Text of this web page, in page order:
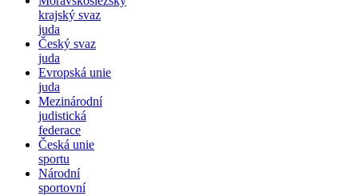
krajský svaz
juda
Český svaz
juda
Evropská unie
juda
Mezinárodní
judistická
federace
Česká unie
sportu
Národní
sportovní